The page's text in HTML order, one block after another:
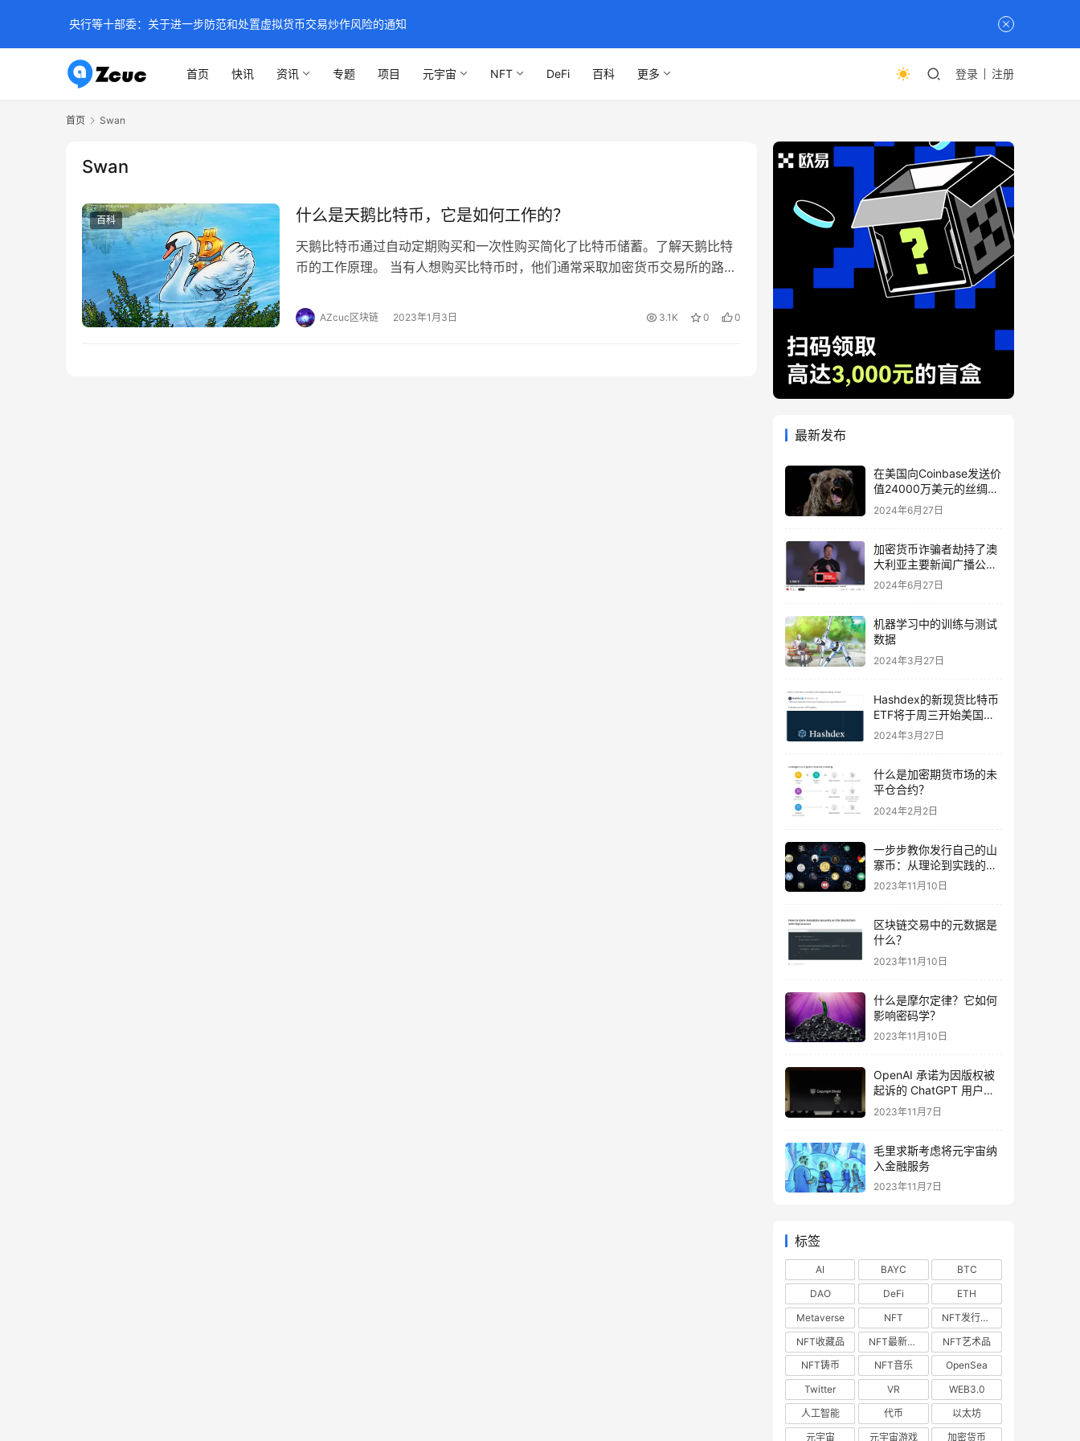
首页 快讯 资讯 专题 项目 元宇宙 NFT DeFi 百科 更多 登录 注册
首页 Swan
Swan
百科 什么是天鹅比特币，它是如何工作的？
天鹅比特币通过自动定期购买和一次性购买简化了比特币储蓄。了解天鹅比特
币的工作原理。 当有人想购买比特币时，他们通常采取加密货币交易所的路
会选择信誉良好的交易所。不过，这项工作收效甚微，因为大多数交易所的功
能几乎与中心化实体相同，通常作为买家加密资产的保管人。 安全因素通常仅
AZcuc区块链 2023年1月3日 3.1K 0 0
最新发布
在美国向Coinbase发送价
值24000万美元的丝绸之
路相关BTC后，比特币下
2024年6月27日
加密货币诈骗者劫持了澳
大利亚主要新闻广播公司
的 YouTube
2024年6月27日
机器学习中的训练与测试
数据
2024年3月27日
Hashdex的新现货比特币
ETF将于周三开始美国交
易
2024年3月27日
什么是加密期货市场的未
平仓合约？
2024年2月2日
一步步教你发行自己的山
寨币：从理论到实践的完
全指南及波场智能合约示
2023年11月10日
区块链交易中的元数据是
什么？
2023年11月10日
什么是摩尔定律？它如何
影响密码学？
2023年11月10日
OpenAI 承诺为因版权被
起诉的 ChatGPT 用户提
供法律费用
2023年11月7日
毛里求斯考虑将元宇宙纳
入金融服务
2023年11月7日
标签
AI BAYC
BTC
DAO
DeFi
ETH
Metaverse
NFT
NFT发行预告
NFT收藏品
NFT最新空投
NFT艺术品
NFT铸币
NFT音乐
OpenSea
Twitter
VR
WEB3.0
人工智能
代币
以太坊
元宇宙
元宇宙游戏 加密货币
央行等十部委：关于进一步防范和处置虚拟货币交易炒作风险的通知